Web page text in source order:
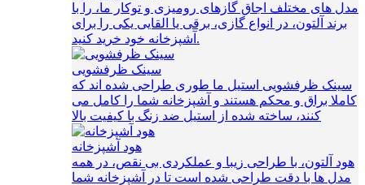
مدل های مختلف اجاق گازهای رومیزی و توکار ما، را با
برند آلتون، در انواع گازی، برقی یا القایی یکی را برای
آشپزخانه خود خرید کنید.
سینک ظرفشویی
سینک ظرفشویی استیل ما طوری طراحی شده اند که
کاملا براق و محکم هستند و آشپزخانه شما را کامل می
کنند، ساخته شده از استیل ضد زنگ با کیفیت بالا
هود آشپزخانه
هود آلتون، با طراحی زیبا و عملکردی بی نقص، در همه
مدل ها با دقت طراحی شده است تا در آشپزخانه شما